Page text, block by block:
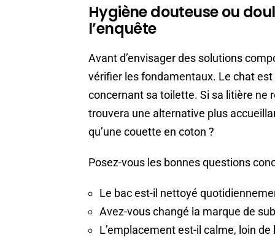
Hygiène douteuse ou
l’enquête
Avant d’envisager des solutions
vérifier les fondamentaux. Le chat
concernant sa toilette. Si sa litière ne
trouvera une alternative plus
qu’une couette en coton ?
Posez-vous les bonnes questions
Le bac est-il nettoyé
Avez-vous changé la marque de
L’emplacement est-il calme, loin